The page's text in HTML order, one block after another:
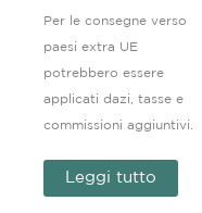
Per le consegne verso
paesi extra UE
potrebbero essere
applicati dazi, tasse e
commissioni aggiuntivi.
Leggi tutto